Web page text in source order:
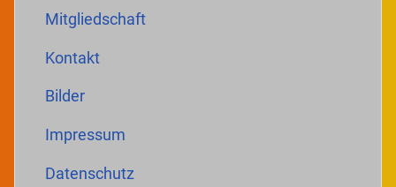
Mitgliedschaft
Kontakt
Bilder
Impressum
Datenschutz